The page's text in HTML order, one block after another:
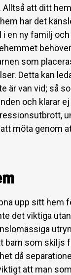
att ditt
har det
en ny familj
som
Detta kan
är van vid; så
och klarar
möta genom
upp sitt hem
det viktiga
barn som skiljs
då
att man